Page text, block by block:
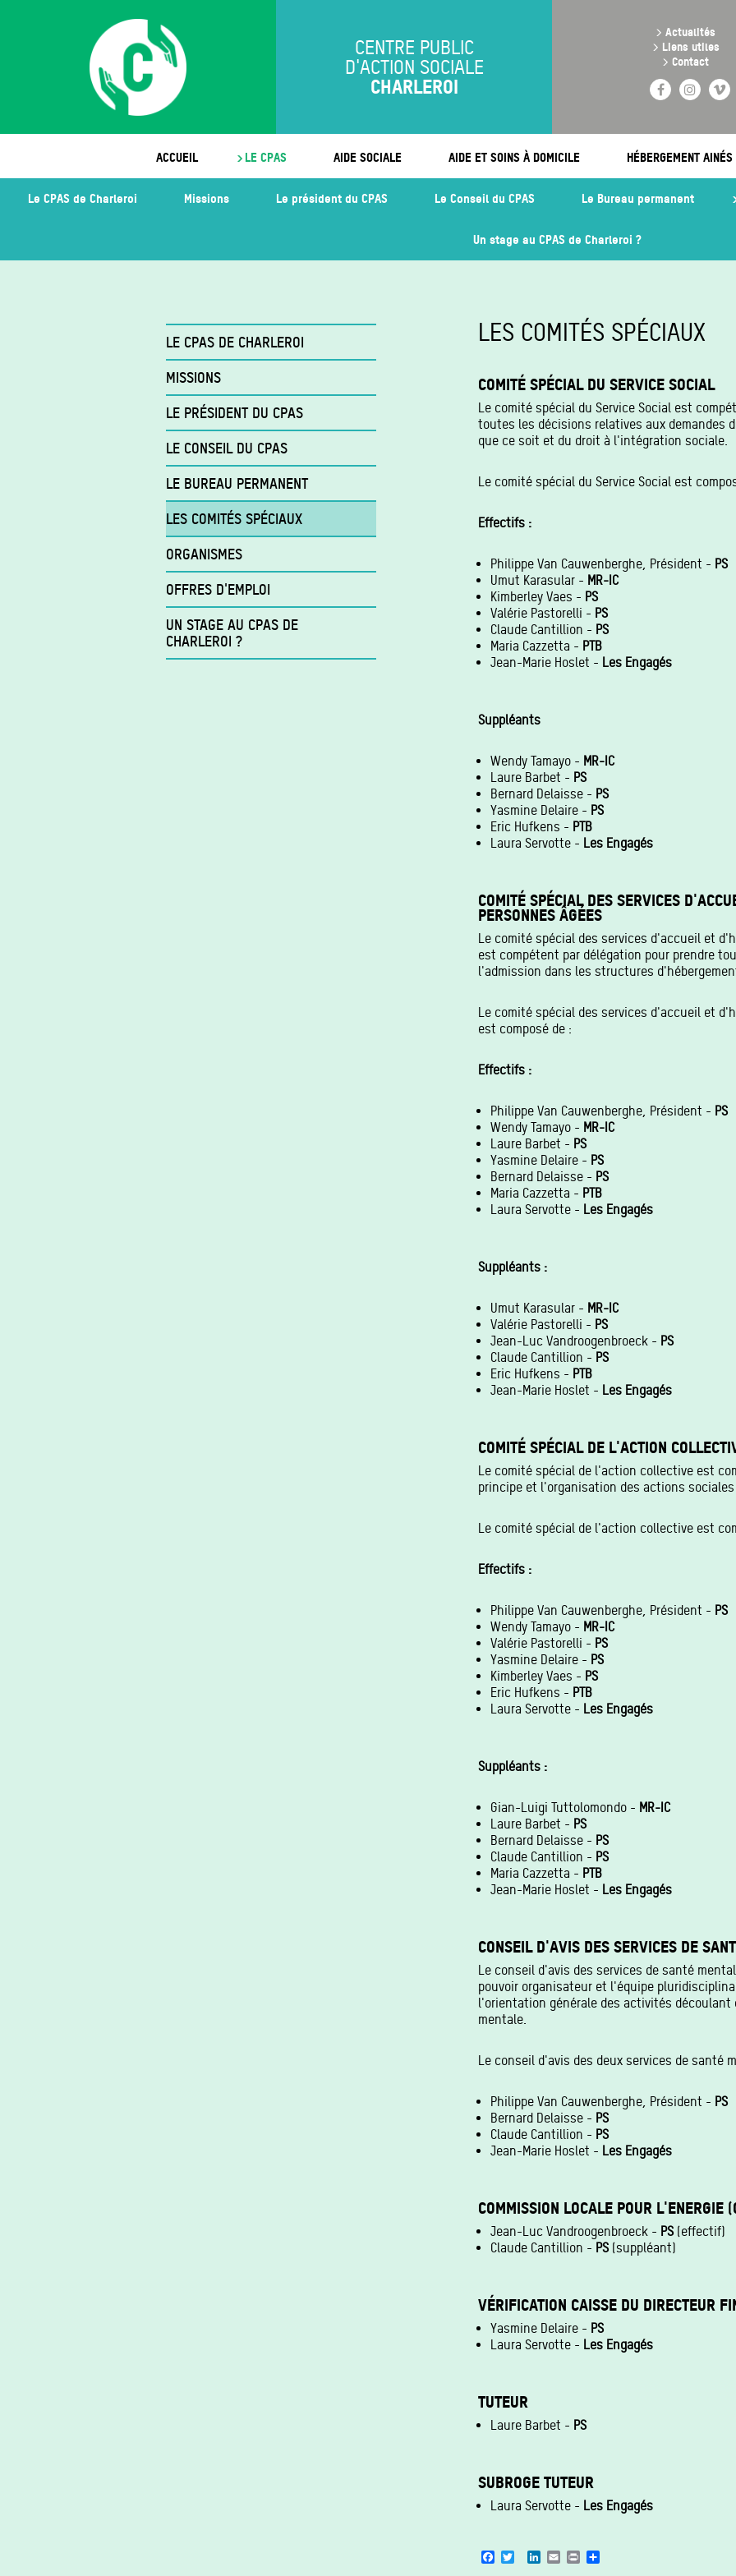
CENTRE PUBLIC
D'ACTION SOCIALE
CHARLEROI
> Actualités
> Liens utiles
> Contact
Facebook
ACCUEIL LE CPAS AIDE SOCIALE AIDE ET SOINS À DOMICILE HÉBERGEMENT AINÉS
Le CPAS de Charleroi Missions Le président du CPAS Le Conseil du CPAS Le Bureau permanent
Un stage au CPAS de Charleroi ?
LE CPAS DE CHARLEROI
MISSIONS
LE PRÉSIDENT DU CPAS
LE CONSEIL DU CPAS
LE BUREAU PERMANENT
LES COMITÉS SPÉCIAUX
ORGANISMES
OFFRES D'EMPLOI
UN STAGE AU CPAS DE
CHARLEROI ?
LES COMITÉS SPÉCIAUX
COMITÉ SPÉCIAL DU SERVICE SOCIAL
Le comité spécial du Service Social est
toutes les décisions relatives aux demandes
que ce soit et du droit à l'intégration sociale.
Le comité spécial du Service Social est
Effectifs :
Philippe Van Cauwenberghe, Président - PS
Umut Karasular - MR-IC
Kimberley Vaes - PS
Valérie Pastorelli - PS
Claude Cantillion - PS
Maria Cazzetta - PTB
Jean-Marie Hoslet - Les Engagés
Suppléants
Wendy Tamayo - MR-IC
Laure Barbet - PS
Bernard Delaisse - PS
Yasmine Delaire - PS
Eric Hufkens - PTB
Laura Servotte - Les Engagés
COMITÉ SPÉCIAL DES SERVICES
PERSONNES ÂGÉES
Le comité spécial des services d'accueil et
est compétent par délégation pour prendre
l'admission dans les structures
Le comité spécial des services d'accueil et
est composé de :
Effectifs :
Philippe Van Cauwenberghe, Président - PS
Wendy Tamayo - MR-IC
Laure Barbet - PS
Yasmine Delaire - PS
Bernard Delaisse - PS
Maria Cazzetta - PTB
Laura Servotte - Les Engagés
Suppléants :
Umut Karasular - MR-IC
Valérie Pastorelli - PS
Jean-Luc Vandroogenbroeck - PS
Claude Cantillion - PS
Eric Hufkens - PTB
Jean-Marie Hoslet - Les Engagés
COMITÉ SPÉCIAL DE L'ACTION
Le comité spécial de l'action collective est
principe et l'organisation des actions sociales
Le comité spécial de l'action collective est
Effectifs :
Philippe Van Cauwenberghe, Président - PS
Wendy Tamayo - MR-IC
Valérie Pastorelli - PS
Yasmine Delaire - PS
Kimberley Vaes - PS
Eric Hufkens - PTB
Laura Servotte - Les Engagés
Suppléants :
Gian-Luigi Tuttolomondo - MR-IC
Laure Barbet - PS
Bernard Delaisse - PS
Claude Cantillion - PS
Maria Cazzetta - PTB
Jean-Marie Hoslet - Les Engagés
CONSEIL D'AVIS DES SERVICES DE
Le conseil d'avis des services de santé
pouvoir organisateur et l'équipe
l'orientation générale des activités découlant
mentale.
Le conseil d'avis des deux services de santé
Philippe Van Cauwenberghe, Président - PS
Bernard Delaisse - PS
Claude Cantillion - PS
Jean-Marie Hoslet - Les Engagés
COMMISSION LOCALE POUR L'ENERGIE
Jean-Luc Vandroogenbroeck - PS(effectif)
Claude Cantillion - PS(suppléant)
VÉRIFICATION CAISSE DU DIRECTEUR
Yasmine Delaire - PS
Laura Servotte - Les Engagés
TUTEUR
Laure Barbet - PS
SUBROGE TUTEUR
Laura Servotte - Les Engagés
Facebook
TwitterLinkedIn
EmailPrint